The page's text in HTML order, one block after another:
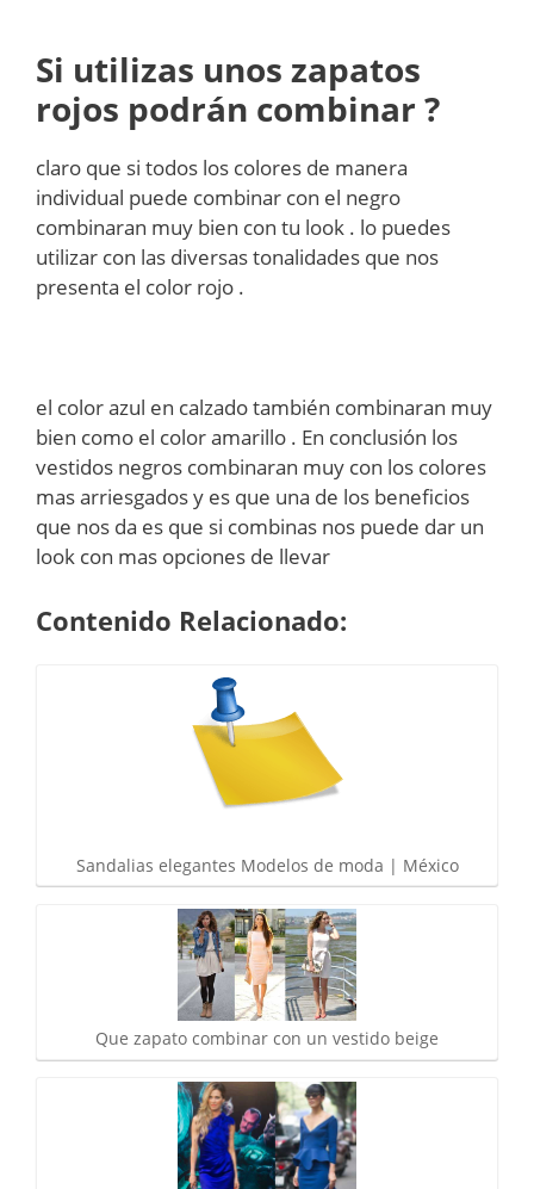
Si utilizas unos zapatos
rojos podrán combinar ?
claro que si todos los colores de manera
individual puede combinar con el negro
combinaran muy bien con tu look . lo puedes
utilizar con las diversas tonalidades que nos
presenta el color rojo .
el color azul en calzado también combinaran muy
bien como el color amarillo . En conclusión los
vestidos negros combinaran muy con los colores
mas arriesgados y es que una de los beneficios
que nos da es que si combinas nos puede dar un
look con mas opciones de llevar
Contenido Relacionado:
Sandalias elegantes Modelos de moda | México
Que zapato combinar con un vestido beige